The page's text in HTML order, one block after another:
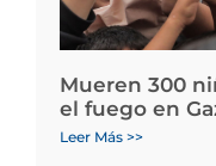
Mueren 300
el fuego en
Leer Más >>